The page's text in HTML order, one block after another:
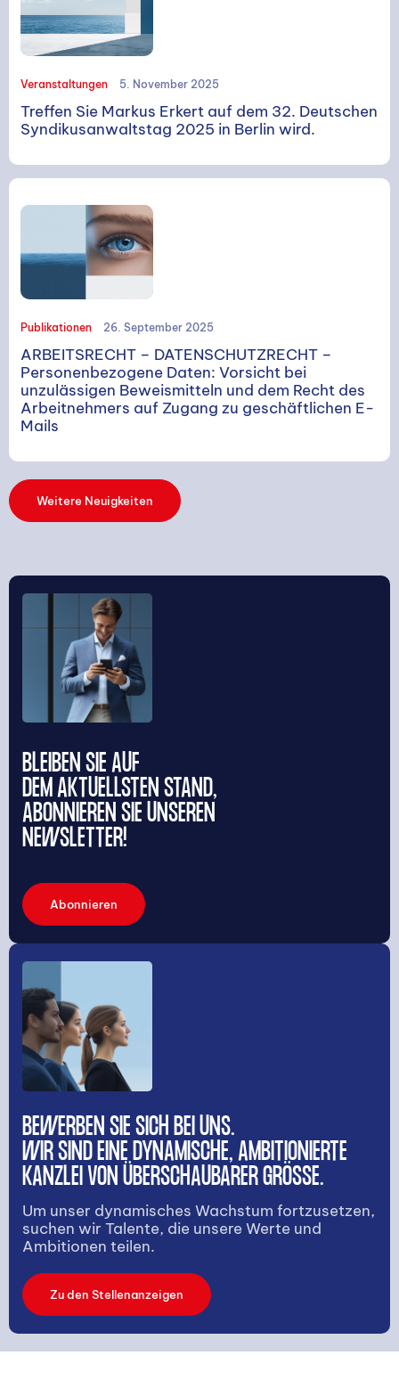
Veranstaltungen 5. November 2025
Treffen Sie Markus Erkert auf dem 32. Deutschen
Syndikusanwaltstag 2025 in Berlin wird.
Publikationen 26. September 2025
ARBEITSRECHT – DATENSCHUTZRECHT –
Personenbezogene Daten: Vorsicht bei
unzulässigen Beweismitteln und dem Recht des
Arbeitnehmers auf Zugang zu geschäftlichen E-
Mails
Weitere Neuigkeiten
BLEIBEN SIE AUF
DEM AKTUELLSTEN STAND,
ABONNIEREN SIE UNSEREN
NEWSLETTER!
Abonnieren
BEWERBEN SIE SICH BEI UNS.
WIR SIND EINE DYNAMISCHE, AMBITIONIERTE
KANZLEI VON ÜBERSCHAUBARER GRÖSSE.
Um unser dynamisches Wachstum fortzusetzen,
suchen wir Talente, die unsere Werte und
Ambitionen teilen.
Zu den Stellenanzeigen